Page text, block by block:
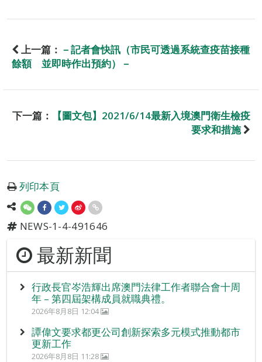
上一篇： －記者會快訊（市民可透過系統查疫苗接種
餘額 並即時作出預約）－
下一篇：
【圖文包】2021/6/14最新入境澳門衛生檢疫
要求和措施
列印本頁
NEWS-1-4-491646
最新新聞
行政長官岑浩輝出席澳門法律工作者聯合會十周
年 – 第四屆架構成員就職典禮。
2026年8月8日 12:04
譚偉文要求都更公司創新探索多元模式推動都市
更新工作
2026年8月8日 11:28